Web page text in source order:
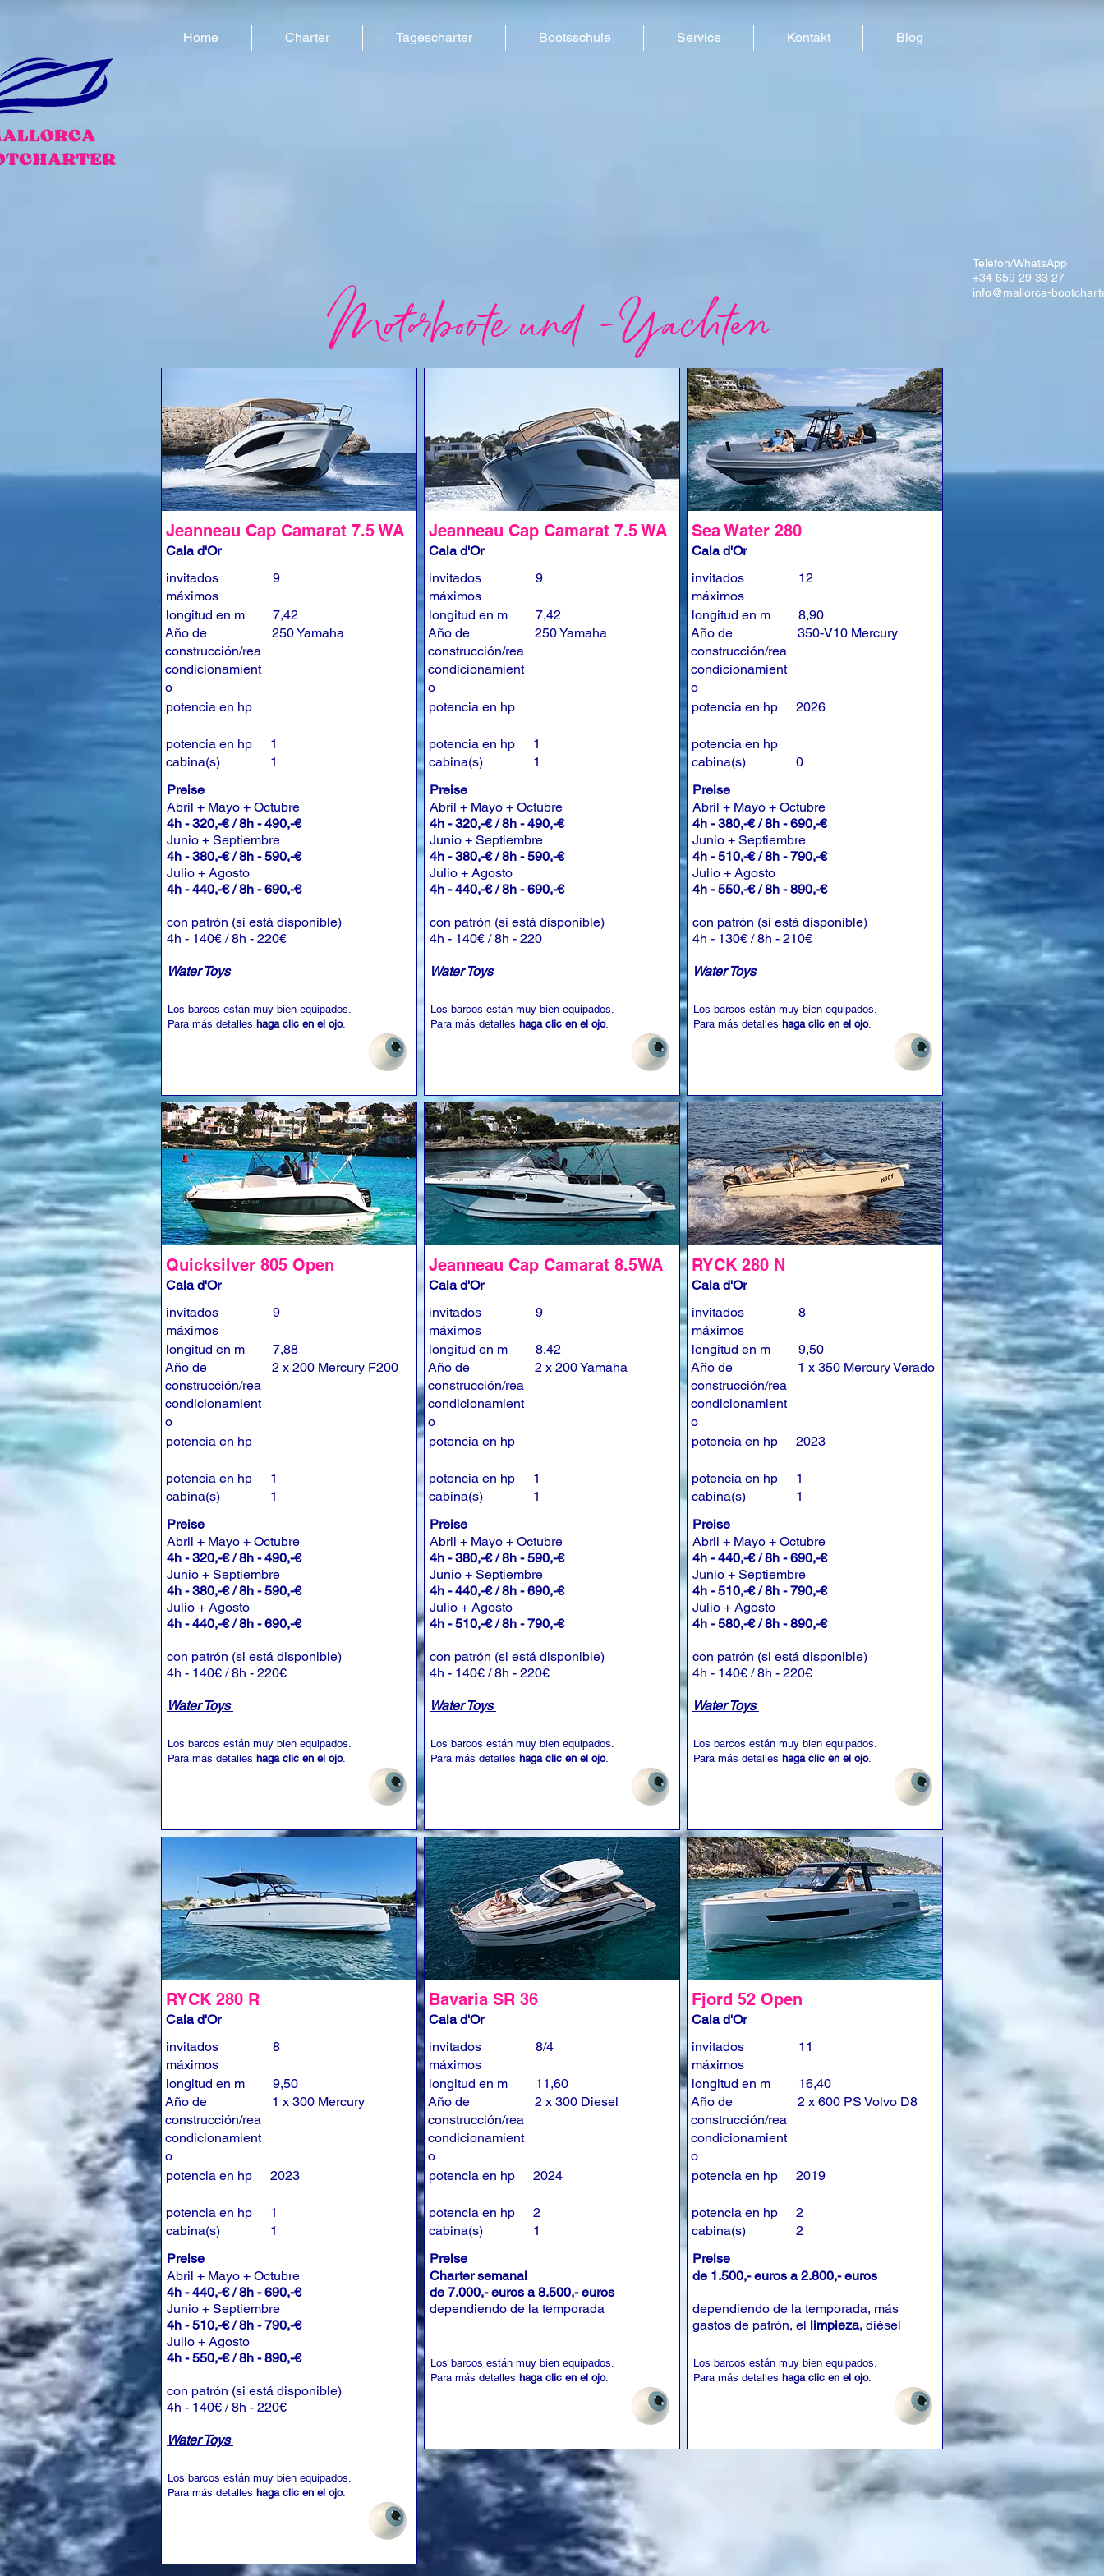
Home Charter Tagescharter Bootsschule Service Kontakt Blog
Motorboote und -Yachten
Jeanneau Cap Camarat 7.5 WA
Cala d'Or
invitados
máximos
9
longitud en m
Año de
construcción/rea
condicionamient
o
potencia en hp
7,42
250 Yamaha
potencia en hp
cabina(s)
1
1
Preise
Abril + Mayo + Octubre
4h - 320,-€ / 8h - 490,-€
Junio + Septiembre
4h - 380,-€ / 8h - 590,-€
Julio + Agosto
4h - 440,-€ / 8h - 690,-€
con patrón (si está disponible)
4h - 140€ / 8h - 220€
Water Toys
Los barcos están muy bien equipados.
Para más detalles haga clic en el ojo.
Quicksilver 805 Open
Cala d'Or
invitados
máximos
9
longitud en m
Año de
construcción/rea
condicionamient
o
potencia en hp
7,88
2 x 200 Mercury F200
potencia en hp
cabina(s)
1
1
Preise
Abril + Mayo + Octubre
4h - 320,-€ / 8h - 490,-€
Junio + Septiembre
4h - 380,-€ / 8h - 590,-€
Julio + Agosto
4h - 440,-€ / 8h - 690,-€
con patrón (si está disponible)
4h - 140€ / 8h - 220€
Water Toys
Los barcos están muy bien equipados.
Para más detalles haga clic en el ojo.
RYCK 280 R
Cala d'Or
invitados
máximos
8
longitud en m
Año de
construcción/rea
condicionamient
o
potencia en hp
9,50
1 x 300 Mercury
2023
potencia en hp
cabina(s)
1
1
Preise
Abril + Mayo + Octubre
4h - 440,-€ / 8h - 690,-€
Junio + Septiembre
4h - 510,-€ / 8h - 790,-€
Julio + Agosto
4h - 550,-€ / 8h - 890,-€
con patrón (si está disponible)
4h - 140€ / 8h - 220€
Water Toys
Los barcos están muy bien equipados.
Para más detalles haga clic en el ojo.
Jeanneau Cap Camarat 7.5 WA
Cala d'Or
invitados
máximos
9
longitud en m
Año de
construcción/rea
condicionamient
o
potencia en hp
7,42
250 Yamaha
potencia en hp
cabina(s)
1
1
Preise
Abril + Mayo + Octubre
4h - 320,-€ / 8h - 490,-€
Junio + Septiembre
4h - 380,-€ / 8h - 590,-€
Julio + Agosto
4h - 440,-€ / 8h - 690,-€
con patrón (si está disponible)
4h - 140€ / 8h - 220
Water Toys
Los barcos están muy bien equipados.
Para más detalles haga clic en el ojo.
Jeanneau Cap Camarat 8.5WA
Cala d'Or
invitados
máximos
9
longitud en m
Año de
construcción/rea
condicionamient
o
potencia en hp
8,42
2 x 200 Yamaha
potencia en hp
cabina(s)
1
1
Preise
Abril + Mayo + Octubre
4h - 380,-€ / 8h - 590,-€
Junio + Septiembre
4h - 440,-€ / 8h - 690,-€
Julio + Agosto
4h - 510,-€ / 8h - 790,-€
con patrón (si está disponible)
4h - 140€ / 8h - 220€
Water Toys
Los barcos están muy bien equipados.
Para más detalles haga clic en el ojo.
Bavaria SR 36
Cala d'Or
invitados
máximos
8/4
longitud en m
Año de
construcción/rea
condicionamient
o
potencia en hp
11,60
2 x 300 Diesel
2024
potencia en hp
cabina(s)
2
1
Preise
Charter semanal
de 7.000,- euros a 8.500,- euros
dependiendo de la temporada
Los barcos están muy bien equipados.
Para más detalles haga clic en el ojo.
Sea Water 280
Cala d'Or
invitados
máximos
12
longitud en m
Año de
construcción/rea
condicionamient
o
potencia en hp
8,90
350-V10 Mercury
2026
potencia en hp
cabina(s)
0
Preise
Abril + Mayo + Octubre
4h - 380,-€ / 8h - 690,-€
Junio + Septiembre
4h - 510,-€ / 8h - 790,-€
Julio + Agosto
4h - 550,-€ / 8h - 890,-€
con patrón (si está disponible)
4h - 130€ / 8h - 210€
Water Toys
Los barcos están muy bien equipados.
Para más detalles haga clic en el ojo.
RYCK 280 N
Cala d'Or
invitados
máximos
8
longitud en m
Año de
construcción/rea
condicionamient
o
potencia en hp
9,50
1 x 350 Mercury Verado
2023
potencia en hp
cabina(s)
1
1
Preise
Abril + Mayo + Octubre
4h - 440,-€ / 8h - 690,-€
Junio + Septiembre
4h - 510,-€ / 8h - 790,-€
Julio + Agosto
4h - 580,-€ / 8h - 890,-€
con patrón (si está disponible)
4h - 140€ / 8h - 220€
Water Toys
Los barcos están muy bien equipados.
Para más detalles haga clic en el ojo.
Fjord 52 Open
Cala d'Or
invitados
máximos
11
longitud en m
Año de
construcción/rea
condicionamient
o
potencia en hp
16,40
2 x 600 PS Volvo D8
2019
potencia en hp
cabina(s)
2
2
Preise
de 1.500,- euros a 2.800,- euros
dependiendo de la temporada, más
gastos de patrón, el limpieza, dièsel
Los barcos están muy bien equipados.
Para más detalles haga clic en el ojo.
Telefon/WhatsApp
+34 659 29 33 27
info@mallorca-